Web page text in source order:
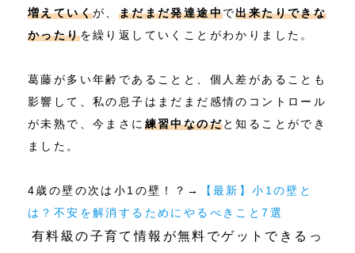
増えていくが、 まだまだ発達途中で出来たりできな
かったりを繰り返していくことがわかりました。
葛藤が多い年齢であることと、個人差があることも
影響して、私の息子はまだまだ感情のコントロール
が未熟で、今まさに 練習中なのだと知ることができ
ました。
4歳の壁の次は小1の壁！？→
【最新】小1の壁と
は？不安を解消するためにやるべきこと7選
有料級の子育て情報が無料でゲットできるっ